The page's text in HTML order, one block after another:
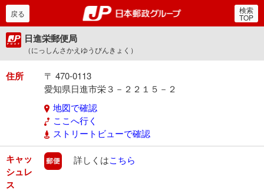
郵便局・日本郵政グルー
戻る 検索
TOP
日進栄郵便局
（にっしんさかえゆうびんきょく）
住所
〒 470-0113
愛知県日進市栄３－２２１５－２
地図で確認
ここへ行く
ストリートビューで確認
キャッ
シュレ
ス
郵便
詳しくはこちら